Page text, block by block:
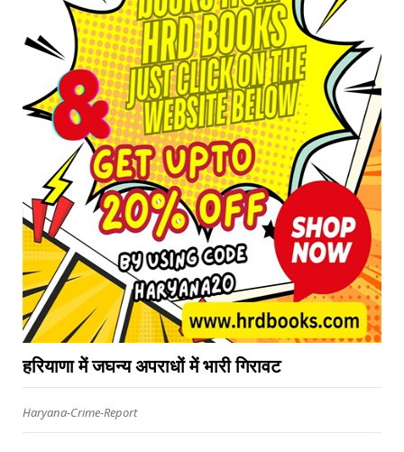
हरियाणा में जघन्य अपराधों में भारी गिरावट
Haryana-Crime-Report